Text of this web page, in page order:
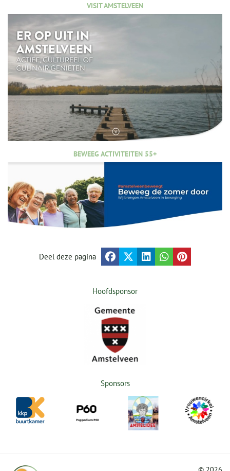
VISIT AMSTELVEEN
BEWEEG ACTIVITEITEN 55+
Deel deze pagina
Hoofdsponsor
Sponsors